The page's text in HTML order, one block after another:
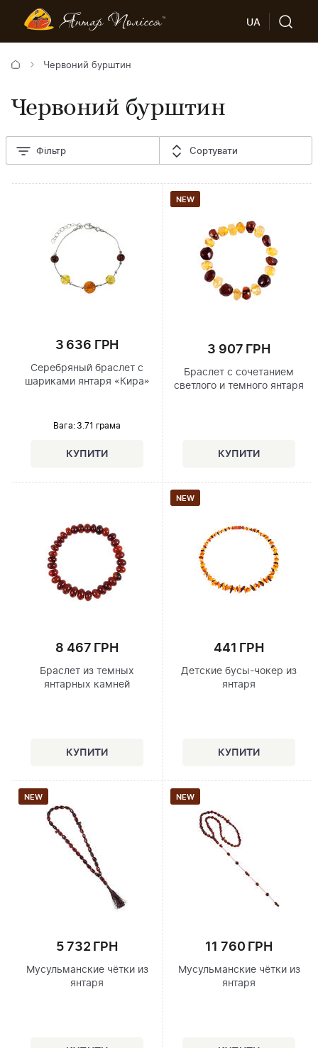
UA
Червоний бурштин
Червоний бурштин
Фільтр Сортувати
3 636 ГРН
Серебряный браслет с
шариками янтаря «Кира»
Вага: 3.71 грама
NEW
3 907 ГРН
Браслет с сочетанием
светлого и темного янтаря
8 467 ГРН
Браслет из темных
янтарных камней
NEW
441 ГРН
Детские бусы-чокер из
янтаря
NEW
5 732 ГРН
Мусульманские чётки из
янтаря
NEW
11 760 ГРН
Мусульманские чётки из
янтаря